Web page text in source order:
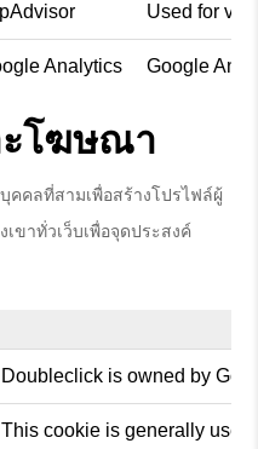
Used for
Analytics Google
โฆษณา
คลที่สามเพื่อสร้างโปรไฟล์ผู้
ขาทั่วเว็บเพื่อจุดประสงค์
Doubleclick is owned by
This cookie is generally